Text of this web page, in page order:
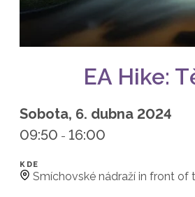
EA Hike:
Sobota, 6. dubna 2024
09:50 - 16:00
KDE
Smíchovské nádraží in front of